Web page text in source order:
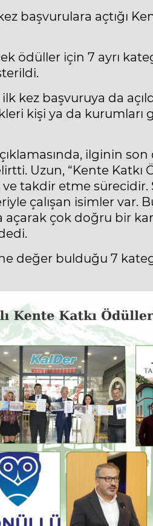
kez başvurulara açtığı
ödüller için 7 ayrı
kez başvuruya da
kişi ya da
ilginin
Uzun, “Kente
takdir etme
çalışan isimler var.
çok doğru bir
değer bulduğu 7